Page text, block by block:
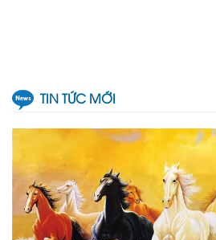
TIN TỨC MỚI